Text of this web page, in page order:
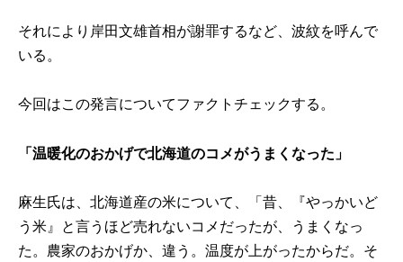
それにより岸田文雄首相が謝罪するなど、波紋を呼んで
いる。
今回はこの発言についてファクトチェックする。
「温暖化のおかげで北海道のコメがうまくなった」
麻生氏は、北海道産の米について、「昔、『やっかいど
う米』と言うほど売れないコメだったが、うまくなっ
た。農家のおかげか、違う。温度が上がったからだ。そ